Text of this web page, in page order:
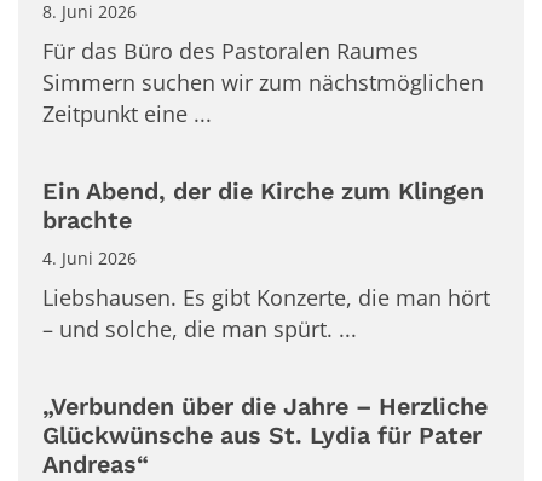
8. Juni 2026
Für das Büro des Pastoralen Raumes
Simmern suchen wir zum nächstmöglichen
Zeitpunkt eine ...
Ein Abend, der die Kirche zum Klingen
brachte
4. Juni 2026
Liebshausen. Es gibt Konzerte, die man hört
– und solche, die man spürt. ...
„Verbunden über die Jahre – Herzliche
Glückwünsche aus St. Lydia für Pater
Andreas“